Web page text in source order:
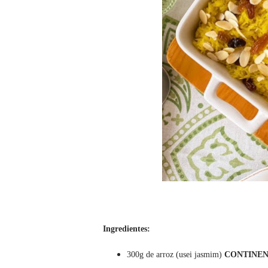
Ingredientes:
300g de arroz (usei jasmim)